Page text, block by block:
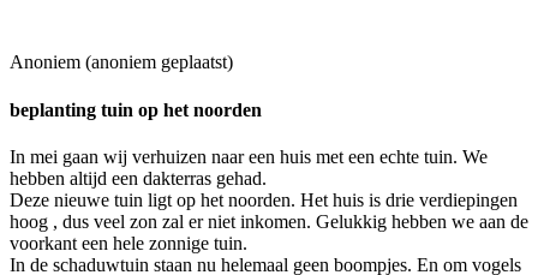
Anoniem (anoniem geplaatst)
beplanting tuin op het noorden
In mei gaan wij verhuizen naar een huis met een echte tuin. We
hebben altijd een dakterras gehad.
Deze nieuwe tuin ligt op het noorden. Het huis is drie verdiepingen
hoog , dus veel zon zal er niet inkomen. Gelukkig hebben we aan de
voorkant een hele zonnige tuin.
In de schaduwtuin staan nu helemaal geen boompjes. En om vogels